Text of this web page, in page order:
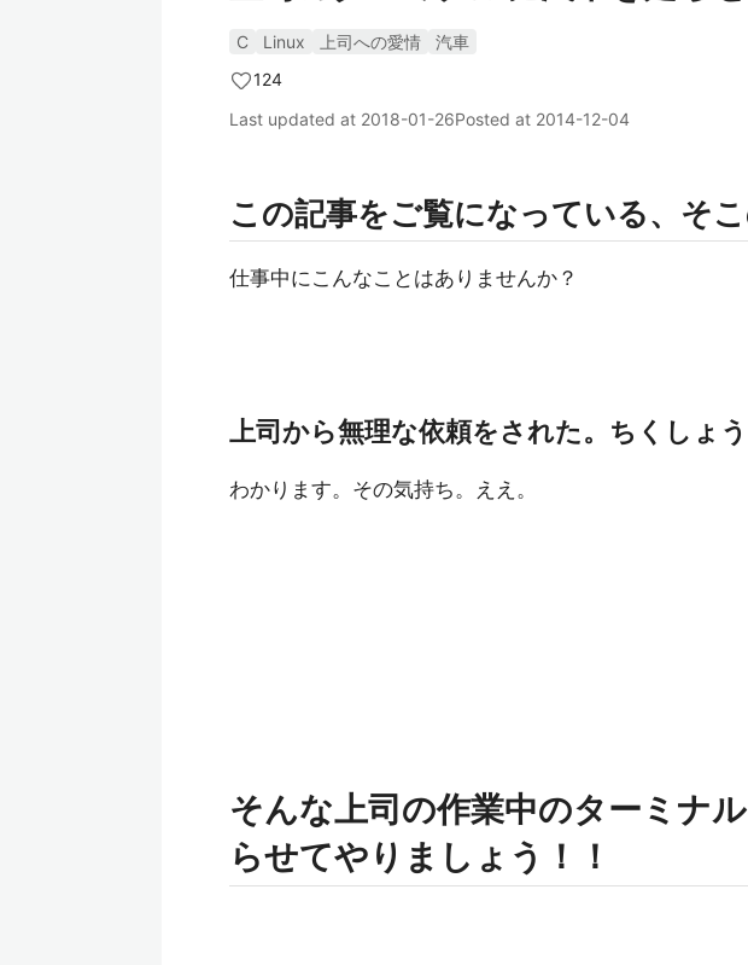
C Linux 上司への愛情
汽車
124
Last updated at 2018-01-26Posted at 2014-12-04
この記事をご覧になっている、そこ
仕事中にこんなことはありませんか？
上司から無理な依頼をされた。ちくしょう
わかります。その気持ち。ええ。
そんな上司の作業中のターミナ
らせてやりましょう！！